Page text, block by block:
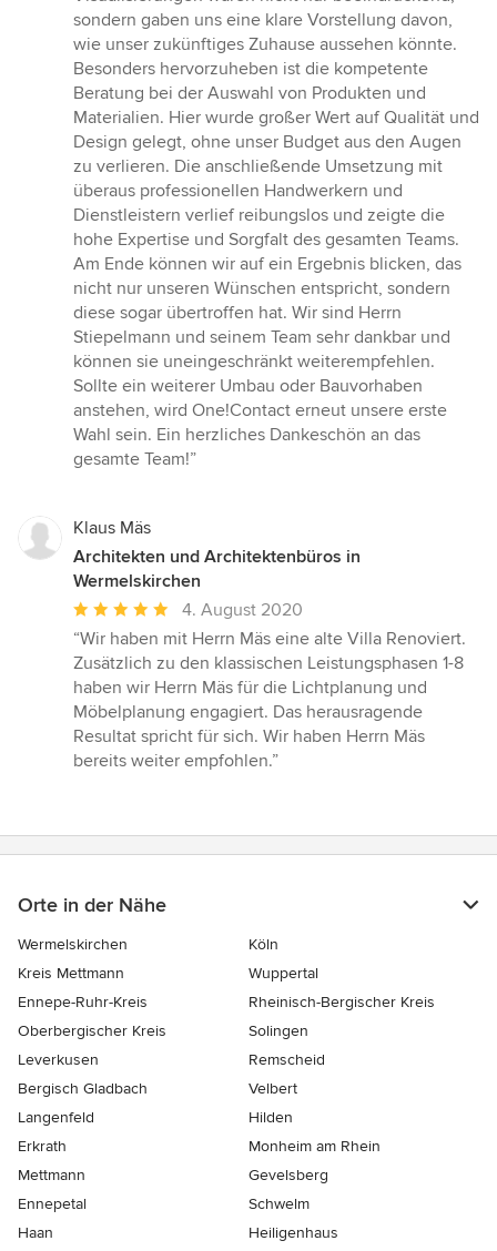
sondern gaben uns eine klare Vorstellung davon,
wie unser zukünftiges Zuhause aussehen könnte.
Besonders hervorzuheben ist die kompetente
Beratung bei der Auswahl von Produkten und
Materialien. Hier wurde großer Wert auf Qualität und
Design gelegt, ohne unser Budget aus den Augen
zu verlieren. Die anschließende Umsetzung mit
überaus professionellen Handwerkern und
Dienstleistern verlief reibungslos und zeigte die
hohe Expertise und Sorgfalt des gesamten Teams.
Am Ende können wir auf ein Ergebnis blicken, das
nicht nur unseren Wünschen entspricht, sondern
diese sogar übertroffen hat. Wir sind Herrn
Stiepelmann und seinem Team sehr dankbar und
können sie uneingeschränkt weiterempfehlen.
Sollte ein weiterer Umbau oder Bauvorhaben
anstehen, wird One!Contact erneut unsere erste
Wahl sein. Ein herzliches Dankeschön an das
gesamte Team!”
Klaus Mäs
Architekten und Architektenbüros in
Wermelskirchen
Durchschnittliche
Bewertung:
5
von
5
Sternen
4. August 2020
“Wir haben mit Herrn Mäs eine alte Villa Renoviert.
Zusätzlich zu den klassischen Leistungsphasen 1-8
haben wir Herrn Mäs für die Lichtplanung und
Möbelplanung engagiert. Das herausragende
Resultat spricht für sich. Wir haben Herrn Mäs
bereits weiter empfohlen.”
Orte in der Nähe
Wermelskirchen
Köln
Kreis Mettmann
Wuppertal
Ennepe-Ruhr-Kreis
Rheinisch-Bergischer Kreis
Oberbergischer Kreis
Solingen
Leverkusen
Remscheid
Bergisch Gladbach
Velbert
Langenfeld
Hilden
Erkrath
Monheim am Rhein
Mettmann
Gevelsberg
Ennepetal
Schwelm
Haan
Heiligenhaus